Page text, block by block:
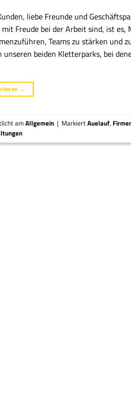
liebe Freunde und
Freude bei der Arbeit sind, ist es,
Teams zu stärken und
unseren beiden Kletterparks, bei
→
amAllgemein | MarkiertAuelauf,